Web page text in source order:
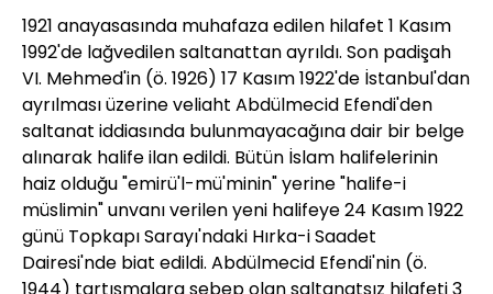
1921 anayasasında muhafaza edilen hilafet 1 Kasım
1992'de lağvedilen saltanattan ayrıldı. Son padişah
VI. Mehmed'in (ö. 1926) 17 Kasım 1922'de İstanbul'dan
ayrılması üzerine veliaht Abdülmecid Efendi'den
saltanat iddiasında bulunmayacağına dair bir belge
alınarak halife ilan edildi. Bütün İslam halifelerinin
haiz olduğu "emirü'l-mü'minin" yerine "halife-i
müslimin" unvanı verilen yeni halifeye 24 Kasım 1922
günü Topkapı Sarayı'ndaki Hırka-i Saadet
Dairesi'nde biat edildi. Abdülmecid Efendi'nin (ö.